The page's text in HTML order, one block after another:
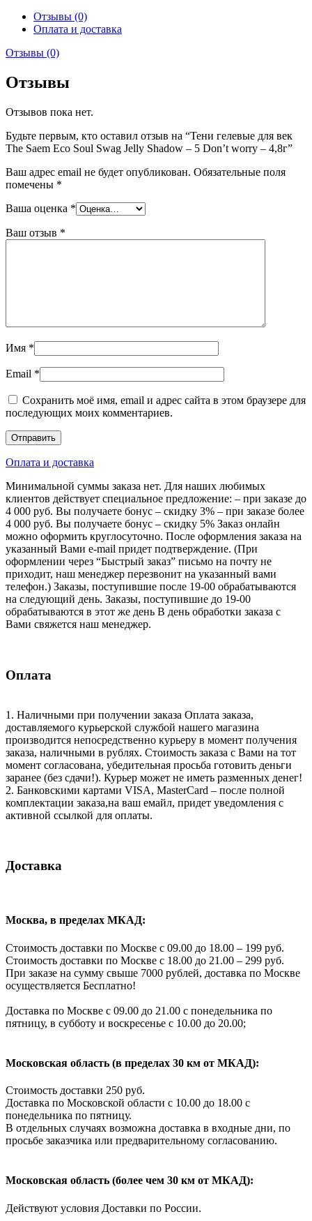
Отзывы (0)
Оплата и доставка
Отзывы (0)
Отзывы
Отзывов пока нет.
Будьте первым, кто оставил отзыв на “Тени гелевые для век
The Saem Eco Soul Swag Jelly Shadow – 5 Don’t worry – 4,8г”
Ваш адрес email не будет опубликован. Обязательные поля
помечены *
Ваша оценка *
Ваш отзыв *
Имя *
Email *
Сохранить моё имя, email и адрес сайта в этом браузере для
последующих моих комментариев.
Оплата и доставка
Минимальной суммы заказа нет. Для наших любимых
клиентов действует специальное предложение: – при заказе до
4 000 руб. Вы получаете бонус – скидку 3% – при заказе более
4 000 руб. Вы получаете бонус – скидку 5% Заказ онлайн
можно оформить круглосуточно. После оформления заказа на
указанный Вами e-mail придет подтверждение. (При
оформлении через “Быстрый заказ” письмо на почту не
приходит, наш менеджер перезвонит на указанный вами
телефон.) Заказы, поступившие после 19-00 обрабатываются
на следующий день. Заказы, поступившие до 19-00
обрабатываются в этот же день В день обработки заказа с
Вами свяжется наш менеджер.
Оплата
1. Наличными при получении заказа Оплата заказа,
доставляемого курьерской службой нашего магазина
производится непосредственно курьеру в момент получения
заказа, наличными в рублях. Стоимость заказа с Вами на тот
момент согласована, убедительная просьба готовить деньги
заранее (без сдачи!). Курьер может не иметь разменных денег!
2. Банковскими картами VISA, MasterCard – после полной
комплектации заказа,на ваш емайл, придет уведомления с
активной ссылкой для оплаты.
Доставка
Москва, в пределах МКАД:
Стоимость доставки по Москве с 09.00 до 18.00 – 199 руб.
Стоимость доставки по Москве с 18.00 до 21.00 – 299 руб.
При заказе на сумму свыше 7000 рублей, доставка по Москве
осуществляется Бесплатно!
Доставка по Москве с 09.00 до 21.00 с понедельника по
пятницу, в субботу и воскресенье с 10.00 до 20.00;
Московская область (в пределах 30 км от МКАД):
Стоимость доставки 250 руб.
Доставка по Московской области с 10.00 до 18.00 с
понедельника по пятницу.
В отдельных случаях возможна доставка в входные дни, по
просьбе заказчика или предварительному согласованию.
Московская область (более чем 30 км от МКАД):
Действуют условия Доставки по России.